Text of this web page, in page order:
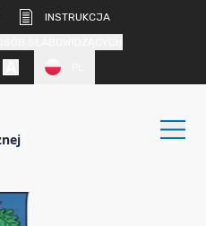
INSTRUKCJA